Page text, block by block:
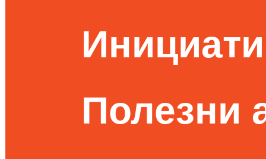
Полезни